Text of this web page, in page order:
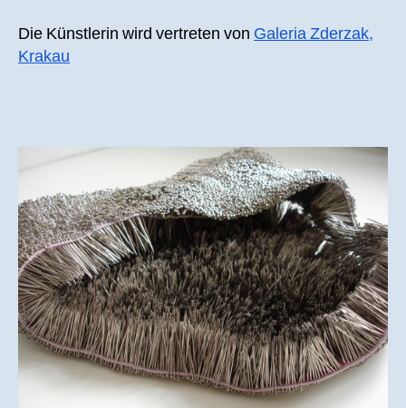
Die Künstlerin wird vertreten von Galeria Zderzak,
Krakau